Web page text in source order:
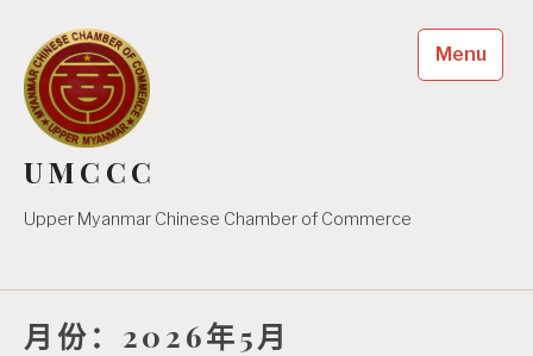
content
UMCCC
Upper Myanmar Chinese Chamber of Commerce
Menu
月份：2026年5月